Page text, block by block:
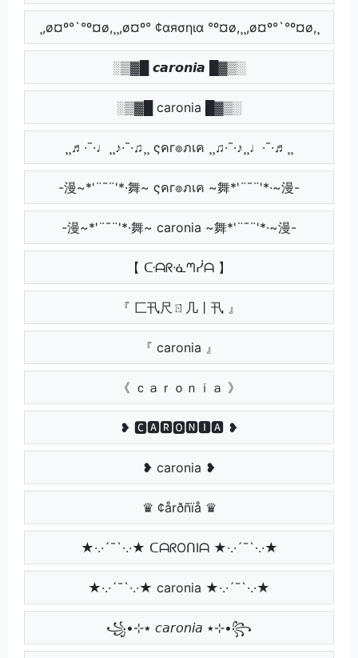
¸,ø¤º°`°º¤ø,¸¸,ø¤º° ¢αяσηια °º¤ø,¸¸,ø¤º°`°º¤ø,¸
░▒▓█ 𝙘𝙖𝙧𝙤𝙣𝙞𝙖 █▓▒░
░▒▓█ caronia █▓▒░
¸¸♬·¯·♩¸¸♪·¯·♫¸¸ ςคг๏ภเค ¸¸♫·¯·♪¸¸♩·¯·♬¸¸
-漫~*'¨¯¨'*·舞~ ςคг๏ภเค ~舞*'¨¯¨'*·~漫-
-漫~*'¨¯¨'*·舞~ caronia ~舞*'¨¯¨'*·~漫-
【 ᑢᗩᖇᓍᘉᓰᗩ 】
『 匚卂尺ㄖ几丨卂 』
『 caronia 』
《 ｃａｒｏｎｉａ 》
❥ 🅲🅰🆁🅾🅽🅸🅰 ❥
❥ caronia ❥
♛ ¢årðñïå ♛
★·.·´¯`·.·★ ᑕᗩᖇOᑎIᗩ ★·.·´¯`·.·★
★·.·´¯`·.·★ caronia ★·.·´¯`·.·★
꧁•⊹٭ 𝘤𝘢𝘳𝘰𝘯𝘪𝘢 ٭⊹•꧂